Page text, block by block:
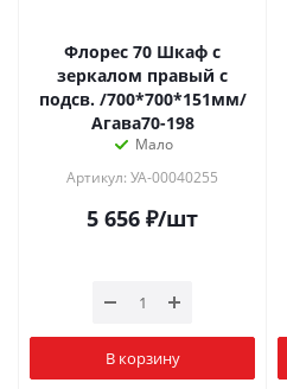
Флорес 70 Шкаф с
зеркалом правый с
подсв. /700*700*151мм/
Агава70-198
Мало
Артикул: УА-00040255
5 656 ₽/шт
В корзину